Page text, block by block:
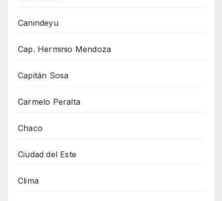
Canindeyu
Cap. Herminio Mendoza
Capitán Sosa
Carmelo Peralta
Chaco
Ciudad del Este
Clima